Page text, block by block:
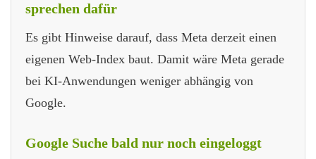
sprechen dafür
Es gibt Hinweise darauf, dass Meta derzeit einen
eigenen Web-Index baut. Damit wäre Meta gerade
bei KI-Anwendungen weniger abhängig von
Google.
Google Suche bald nur noch eingeloggt